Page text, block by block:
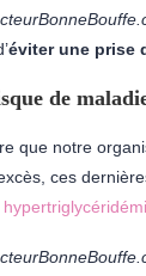
éviter une prise
de
que notre
excès, ces